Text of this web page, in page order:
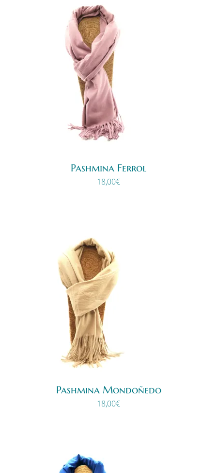
Pashmina Ferrol
18,00€
Pashmina Mondoñedo
18,00€